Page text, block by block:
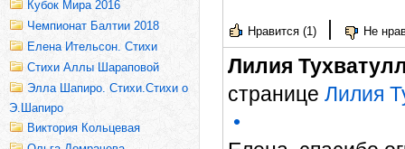
Кубок Мира 2016
Чемпионат Балтии 2018
Елена Ительсон. Стихи
Стихи Аллы Шараповой
Элла Шапиро. Стихи.Стихи о
Э.Шапиро
Виктория Кольцевая
Нравится (1) | Не
Лилия
странице Лилия
•